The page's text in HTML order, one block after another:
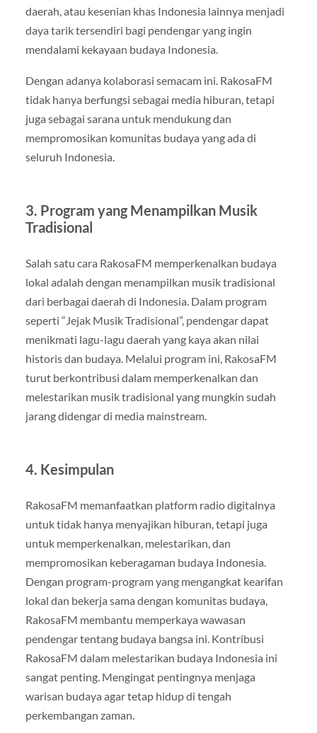
daerah, atau kesenian khas Indonesia lainnya menjadi
daya tarik tersendiri bagi pendengar yang ingin
mendalami kekayaan budaya Indonesia.
Dengan adanya kolaborasi semacam ini. RakosaFM
tidak hanya berfungsi sebagai media hiburan, tetapi
juga sebagai sarana untuk mendukung dan
mempromosikan komunitas budaya yang ada di
seluruh Indonesia.
3. Program yang Menampilkan Musik
Tradisional
Salah satu cara RakosaFM memperkenalkan budaya
lokal adalah dengan menampilkan musik tradisional
dari berbagai daerah di Indonesia. Dalam program
seperti “Jejak Musik Tradisional”, pendengar dapat
menikmati lagu-lagu daerah yang kaya akan nilai
historis dan budaya. Melalui program ini, RakosaFM
turut berkontribusi dalam memperkenalkan dan
melestarikan musik tradisional yang mungkin sudah
jarang didengar di media mainstream.
4. Kesimpulan
RakosaFM memanfaatkan platform radio digitalnya
untuk tidak hanya menyajikan hiburan, tetapi juga
untuk memperkenalkan, melestarikan, dan
mempromosikan keberagaman budaya Indonesia.
Dengan program-program yang mengangkat kearifan
lokal dan bekerja sama dengan komunitas budaya,
RakosaFM membantu memperkaya wawasan
pendengar tentang budaya bangsa ini. Kontribusi
RakosaFM dalam melestarikan budaya Indonesia ini
sangat penting. Mengingat pentingnya menjaga
warisan budaya agar tetap hidup di tengah
perkembangan zaman.